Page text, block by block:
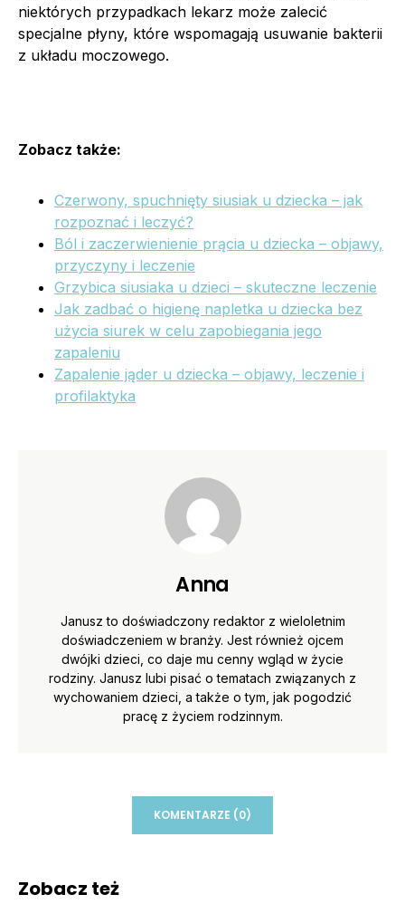
niektórych przypadkach lekarz może zalecić
specjalne płyny, które wspomagają usuwanie bakterii
z układu moczowego.
Zobacz także:
Czerwony, spuchnięty siusiak u dziecka – jak
rozpoznać i leczyć?
Ból i zaczerwienienie prącia u dziecka – objawy,
przyczyny i leczenie
Grzybica siusiaka u dzieci – skuteczne leczenie
Jak zadbać o higienę napletka u dziecka bez
użycia siurek w celu zapobiegania jego
zapaleniu
Zapalenie jąder u dziecka – objawy, leczenie i
profilaktyka
Anna
Janusz to doświadczony redaktor z wieloletnim
doświadczeniem w branży. Jest również ojcem
dwójki dzieci, co daje mu cenny wgląd w życie
rodziny. Janusz lubi pisać o tematach związanych z
wychowaniem dzieci, a także o tym, jak pogodzić
pracę z życiem rodzinnym.
KOMENTARZE (0)
Zobacz też